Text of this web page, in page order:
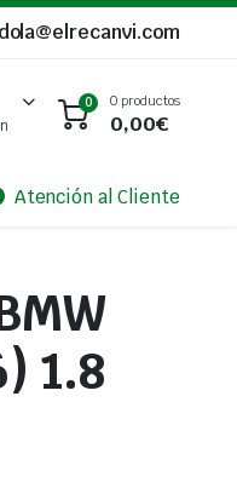
0 0 productos
0,00€
Atención al Cliente
1.8